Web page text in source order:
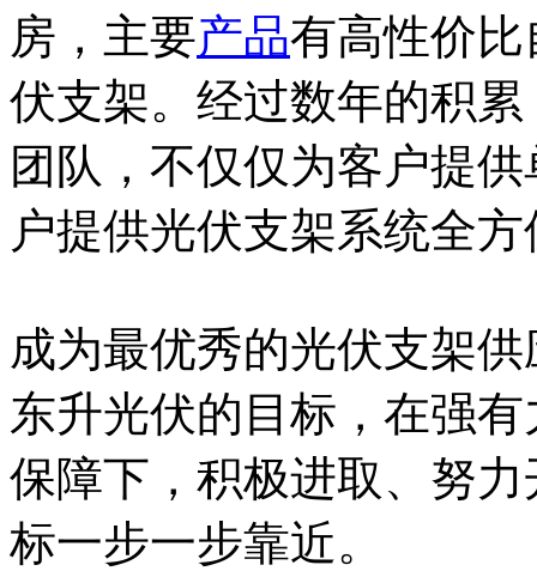
房，主要产品有高性价
伏支架。经过数年的积
团队，不仅仅为客户提
户提供光伏支架系统全
成为最优秀的光伏支架
东升光伏的目标，在强
保障下，积极进取、努
标一步一步靠近。